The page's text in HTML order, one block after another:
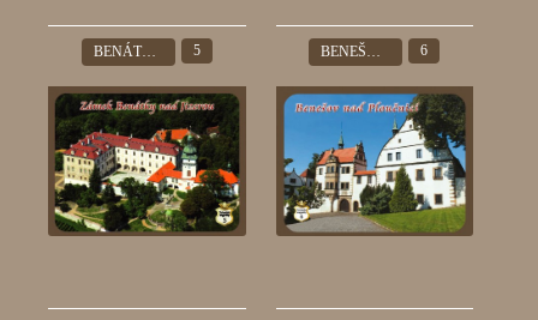
BENÁTKY NAD JIZEROU 5 BENEŠOV NAD PLOUČNICÍ 6